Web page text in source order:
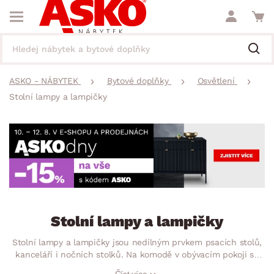
ASKO - NÁBYTEK Bytové doplňky
Osvětlení
Stolní lampy a lampičky
Stolní lampy a lampičky
Stolní lampy a lampičky jsou nedílným prvkem psacích stolů,
kanceláří i nočních stolků. Na komodě v obývacím pokoji se